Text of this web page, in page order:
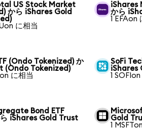
US Stock Market
から iShares Gold
に相当
iShares
から
1 EFAon
(Ondo Tokenized) か
(Ondo Tokenized)
に相当
SoFi
iShares
1
Bond ETF
iShares Gold Trust
Gold
1